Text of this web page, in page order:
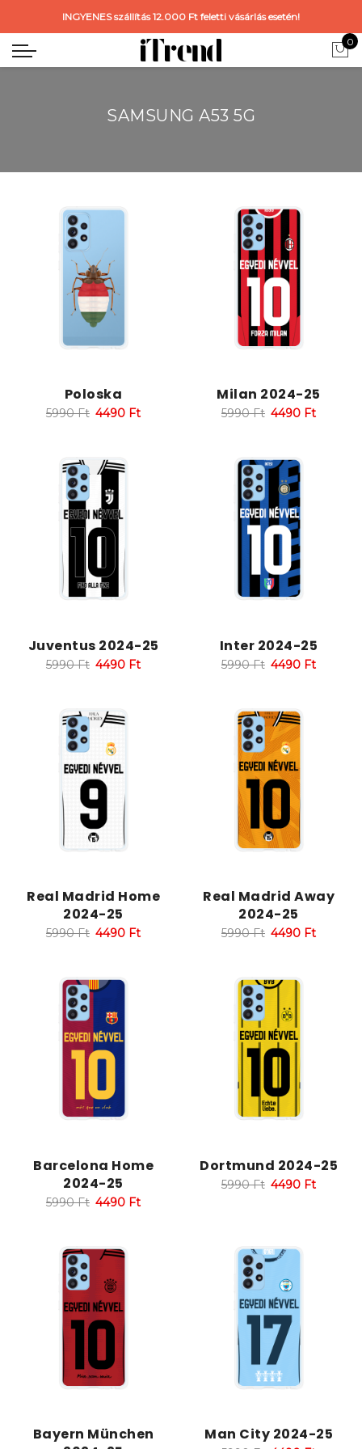
INGYENES szállítás 12.000 Ft feletti vásárlás esetén!
0
SAMSUNG A53 5G
Poloska
5990Ft 4490 Ft
Milan 2024-25
5990Ft 4490 Ft
Juventus 2024-25
5990Ft 4490 Ft
Inter 2024-25
5990Ft 4490 Ft
Real Madrid Home
2024-25
5990Ft 4490 Ft
Real Madrid Away
2024-25
5990Ft 4490 Ft
Barcelona Home
2024-25
5990Ft 4490 Ft
Dortmund 2024-25
5990Ft 4490 Ft
Bayern München
Man City 2024-25